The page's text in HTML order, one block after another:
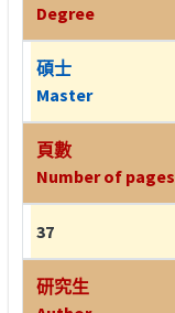
Degree
碩士
Master
頁數
Number of pages
37
研究生